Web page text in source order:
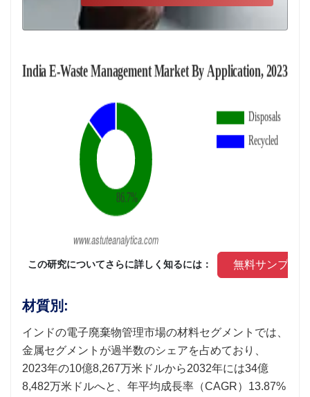
この研究についてさらに詳しく知るには： 無料サンプル
材質別:
インドの電子廃棄物管理市場の材料セグメントでは、
金属セグメントが過半数のシェアを占めており、
2023年の10億8,267万米ドルから2032年には34億
8,482万米ドルへと、年平均成長率（CAGR）13.87%